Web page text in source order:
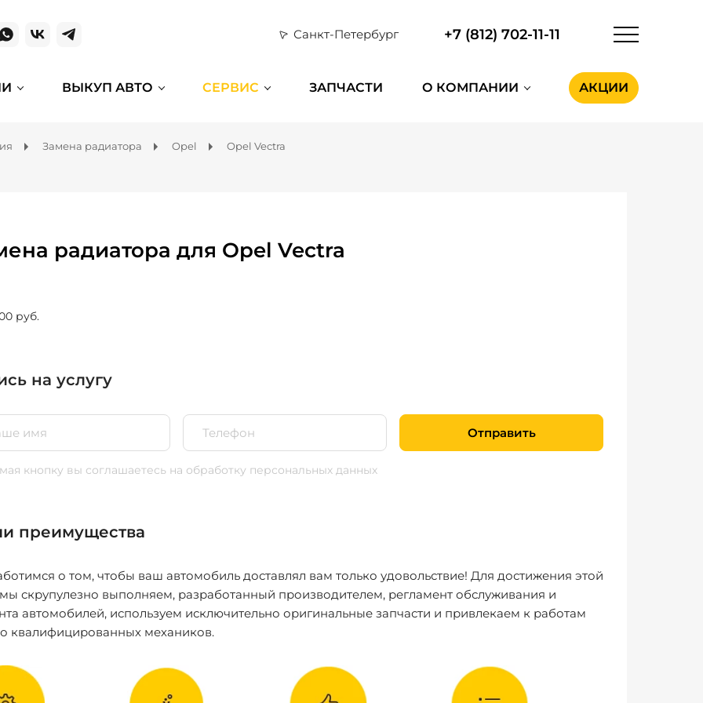
Санкт-Петербург +7 (812) 702-11-11
ВЫКУП АВТО СЕРВИС ЗАПЧАСТИ О КОМПАНИИ АКЦИИ
Замена радиатора Opel Opel Vectra
радиатора для Opel Vectra
руб.
на услугу
Отправить
кнопку вы соглашаетесь на обработку персональных данных
преимущества
о том, чтобы ваш автомобиль доставлял вам только удовольствие! Для достижения этой
скрупулезно выполняем, разработанный производителем, регламент обслуживания и
автомобилей, используем исключительно оригинальные запчасти и привлекаем к работам
квалифицированных механиков.